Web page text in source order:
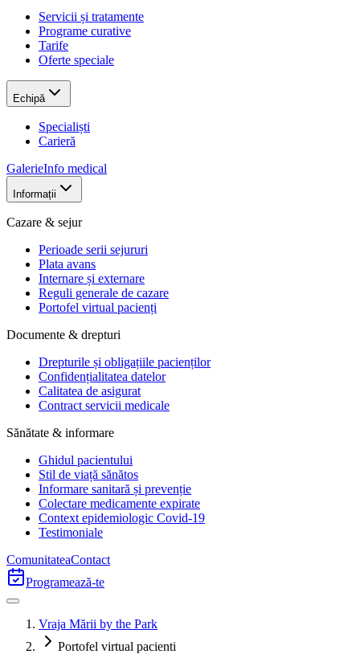
Servicii și tratamente
Programe curative
Tarife
Oferte speciale
Echipă
Specialiști
Carieră
GalerieInfo medical
Informații
Cazare & sejur
Perioade serii sejururi
Plata avans
Internare și externare
Reguli generale de cazare
Portofel virtual pacienți
Documente & drepturi
Drepturile și obligațiile pacienților
Confidențialitatea datelor
Calitatea de asigurat
Contract servicii medicale
Sănătate & informare
Ghidul pacientului
Stil de viață sănătos
Informare sanitară și prevenție
Colectare medicamente expirate
Context epidemiologic Covid-19
Testimoniale
ComunitateaContact
Programează-te
Vraja Mării by the Park
Portofel virtual pacienti